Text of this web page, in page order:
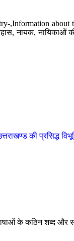
,Information
नायक, नायिकाओं
की प्रसिद्ध
के कठिन शब्द और